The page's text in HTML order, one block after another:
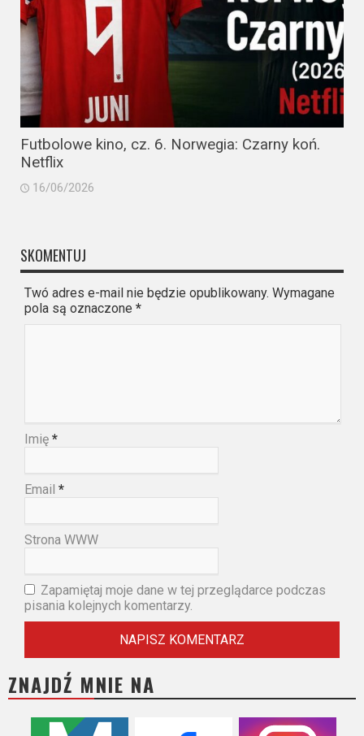
Futbolowe kino, cz. 6. Norwegia: Czarny koń.
Netflix
16/06/2026
SKOMENTUJ
Twó adres e-mail nie będzie opublikowany. Wymagane
pola są oznaczone *
Imię *
Email *
Strona WWW
Zapamiętaj moje dane w tej przeglądarce podczas
pisania kolejnych komentarzy.
ZNAJDŹ MNIE NA